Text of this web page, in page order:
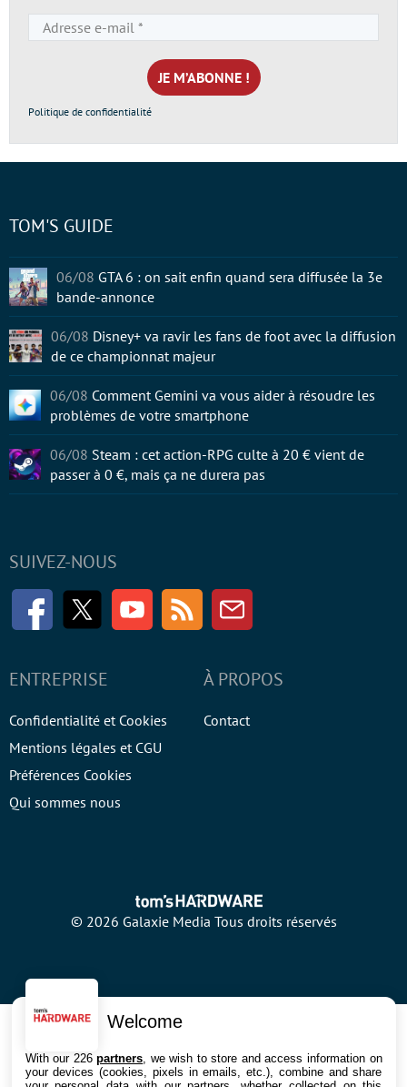
e-
mail
*
Politique de confidentialité
SUIVEZ-NOUS
FacebookTwitter Youtube RSS Newsletter
ENTREPRISE
Confidentialité et Cookies
Mentions légales et CGU
Préférences Cookies
Qui sommes nous
À PROPOS
Contact
© 2026 Galaxie Media Tous droits réservés
TOM'S GUIDE
06/08 GTA 6 : on sait enfin quand sera diffusée la 3e
bande-annonce
06/08 Disney+ va ravir les fans de foot avec la diffusion
de ce championnat majeur
06/08 Comment Gemini va vous aider à résoudre les
problèmes de votre smartphone
06/08 Steam : cet action-RPG culte à 20 € vient de
passer à 0 €, mais ça ne durera pas
Welcome
With our 226partners , we wish to store and access information on
your devices (cookies, pixels in emails, etc.), combine and share